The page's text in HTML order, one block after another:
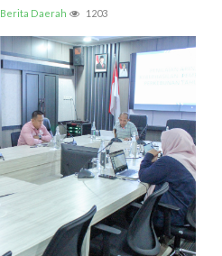
Berita Daerah 1203